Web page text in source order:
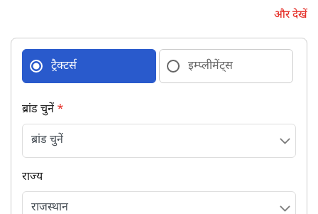
में उपलब्ध 8 फार्म मशीनरी डीलरों की डिटेल्स पूरे पते एवं संपर्क विवरण के
और देखें
ट्रैक्टर्स इम्प्लीमेंट्स
ब्रांड चुनें*
राज्य